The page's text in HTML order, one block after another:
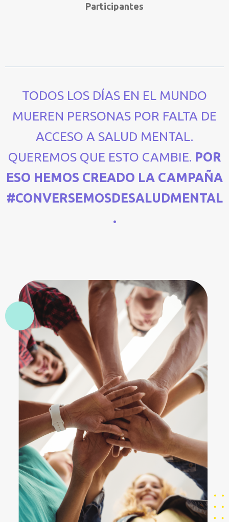
Participantes
TODOS LOS DÍAS EN EL MUNDO
MUEREN PERSONAS POR FALTA DE
ACCESO A SALUD MENTAL.
QUEREMOS QUE ESTO CAMBIE. POR
ESO HEMOS CREADO LA CAMPAÑA
#CONVERSEMOSDESALUDMENTAL
.